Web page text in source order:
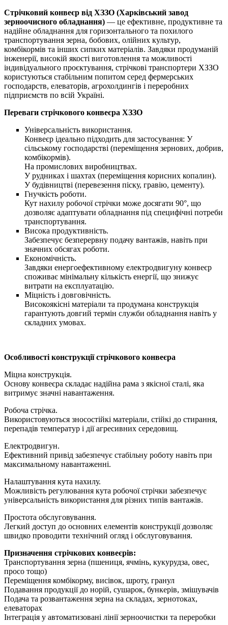
Стрічковий конвеєр від ХЗЗО (Харківський завод
зерноочисного обладнання) — це ефективне, продуктивне та
надійне обладнання для горизонтального та похилого
транспортування зерна, бобових, олійних культур,
комбікормів та інших сипких матеріалів. Завдяки продуманій
інженерії, високій якості виготовлення та можливості
індивідуального проєктування, стрічкові транспортери ХЗЗО
користуються стабільним попитом серед фермерських
господарств, елеваторів, агрохолдингів і переробних
підприємств по всій Україні.
Переваги стрічкового конвеєра ХЗЗО
Універсальність використання.
Конвеєр ідеально підходить для застосування: У
сільському господарстві (переміщення зернових, добрив,
комбікормів).
На промислових виробництвах.
У рудниках і шахтах (переміщення корисних копалин).
У будівництві (перевезення піску, гравію, цементу).
Гнучкість роботи.
Кут нахилу робочої стрічки може досягати 90°, що
дозволяє адаптувати обладнання під специфічні потреби
транспортування.
Висока продуктивність.
Забезпечує безперервну подачу вантажів, навіть при
значних обсягах роботи.
Економічність.
Завдяки енергоефективному електродвигуну конвеєр
споживає мінімальну кількість енергії, що знижує
витрати на експлуатацію.
Міцність і довговічність.
Високоякісні матеріали та продумана конструкція
гарантують довгий термін служби обладнання навіть у
складних умовах.
Особливості конструкції стрічкового конвеєра
Міцна конструкція.
Основу конвеєра складає надійна рама з якісної сталі, яка
витримує значні навантаження.
Робоча стрічка.
Використовуються зносостійкі матеріали, стійкі до стирання,
перепадів температур і дії агресивних середовищ.
Електродвигун.
Ефективний привід забезпечує стабільну роботу навіть при
максимальному навантаженні.
Налаштування кута нахилу.
Можливість регулювання кута робочої стрічки забезпечує
універсальність використання для різних типів вантажів.
Простота обслуговування.
Легкий доступ до основних елементів конструкції дозволяє
швидко проводити технічний огляд і обслуговування.
Призначення стрічкових конвеєрів:
Транспортування зерна (пшениця, ячмінь, кукурудза, овес,
просо тощо)
Переміщення комбікорму, висівок, шроту, гранул
Подавання продукції до норій, сушарок, бункерів, змішувачів
Подача та розвантаження зерна на складах, зернотоках,
елеваторах
Інтеграція у автоматизовані лінії зерноочистки та переробки